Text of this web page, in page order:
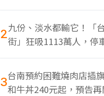
蝦
2九份、淡水都輸它！「
街」狂吸1113萬人，停
色美食多
3台南預約困難燒肉店插
和牛丼240元起，預告